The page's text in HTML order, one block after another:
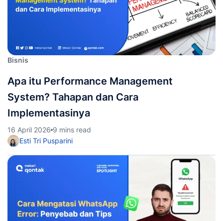
Bisnis
Apa itu Performance Management
System? Tahapan dan Cara
Implementasinya
16 April 2026 9 mins read
Esti Tri Pusparini